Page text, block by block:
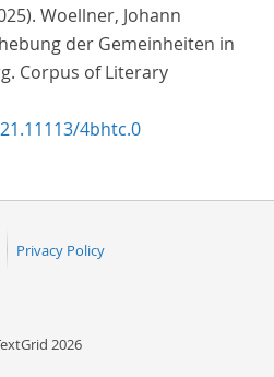
Woellner, Johann
der Gemeinheiten in
Corpus of Literary
4bhtc.0
Privacy Policy
2026